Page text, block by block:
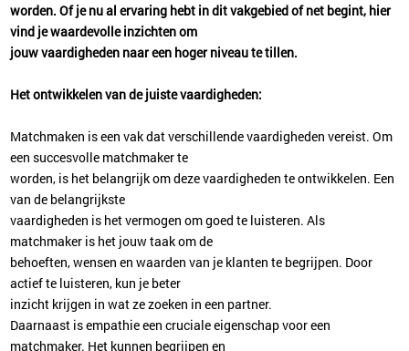
worden. Of je nu al ervaring hebt in dit vakgebied of net begint, hier
vind je waardevolle inzichten om
jouw vaardigheden naar een hoger niveau te tillen.
Het ontwikkelen van de juiste vaardigheden:
Matchmaken is een vak dat verschillende vaardigheden vereist. Om
een succesvolle matchmaker te
worden, is het belangrijk om deze vaardigheden te ontwikkelen. Een
van de belangrijkste
vaardigheden is het vermogen om goed te luisteren. Als
matchmaker is het jouw taak om de
behoeften, wensen en waarden van je klanten te begrijpen. Door
actief te luisteren, kun je beter
inzicht krijgen in wat ze zoeken in een partner.
Daarnaast is empathie een cruciale eigenschap voor een
matchmaker. Het kunnen begrijpen en